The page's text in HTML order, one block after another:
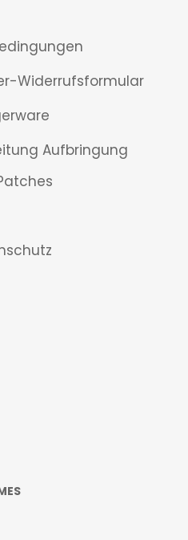
Widerrufsformular
Aufbringung